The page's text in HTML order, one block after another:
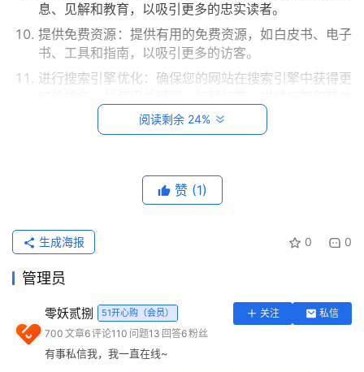
每
日
一
读
实
息、见解和教育，以吸引更多的忠实读者。
提供免费资源：提供有用的免费资源，如白皮书、电子
书、工具和指南，以吸引更多的访客。
进行搜索引擎优化：确保您的网站在搜索引擎中获得更
搜索引擎优化元素来优化您的网站。
利用电子邮件营销：通过发送电子邮件营销活动，向潜
在客户介绍您的产品和服务，并邀请他们访问您的网
利用影响者：利用影响者来推广您的品牌和产品，以吸
总之，在大数据时代，获取流量需要不断创新和适应不同的
平台和工具。通过为用户提供有价值的内容，建立良好的关
系，并利用各种技术和工具，可以帮助您吸引更多的流量。
阅读剩余 24%
赞 (1)
0 0
生成海报
管理员
零妖贰捌 51开心购（会员） 关注
私信
700 文章6评论110 问题13 回答6粉丝
有事私信我，我一直在线~